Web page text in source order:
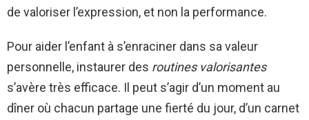
de valoriser l’expression, et non la performance.
Pour aider l’enfant à s’enraciner dans sa valeur
personnelle, instaurer des routines valorisantes
s’avère très efficace. Il peut s’agir d’un moment au
dîner où chacun partage une fierté du jour, d’un carnet